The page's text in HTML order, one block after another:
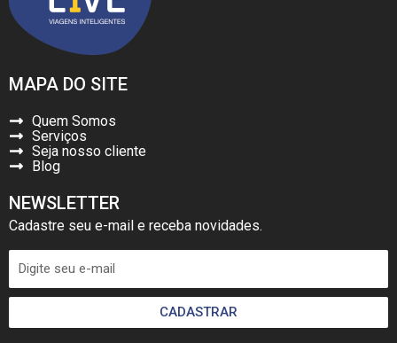
MAPA DO SITE
Quem Somos
Serviços
Seja nosso cliente
Blog
NEWSLETTER
Cadastre seu e-mail e receba novidades.
CADASTRAR